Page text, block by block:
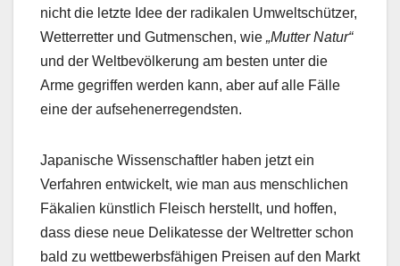
nicht die letzte Idee der radikalen Umweltschützer,
Wetterretter und Gutmenschen, wie „Mutter Natur“
und der Weltbevölkerung am besten unter die
Arme gegriffen werden kann, aber auf alle Fälle
eine der aufsehenerregendsten.
Japanische Wissenschaftler haben jetzt ein
Verfahren entwickelt, wie man aus menschlichen
Fäkalien künstlich Fleisch herstellt, und hoffen,
dass diese neue Delikatesse der Weltretter schon
bald zu wettbewerbsfähigen Preisen auf den Markt